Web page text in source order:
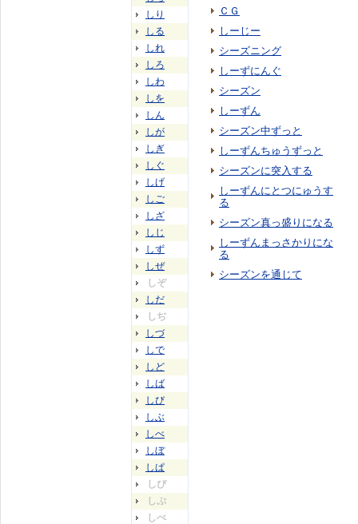
しり
しる
しれ
しろ
しわ
しを
しん
しが
しぎ
しぐ
しげ
しご
しざ
しじ
しず
しぜ
しぞ
しだ
しぢ
しづ
しで
しど
しば
しび
しぶ
しべ
しぼ
しぱ
しぴ
しぷ
しぺ
ＣＧ
しーじー
シーズニング
しーずにんぐ
シーズン
しーずん
シーズン中ずっと
しーずんちゅうずっと
シーズンに突入する
しーずんにとつにゅうす
る
シーズン真っ盛りになる
しーずんまっさかりにな
る
シーズンを通じて